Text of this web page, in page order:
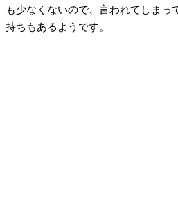
も少なくないので、言われてしまっ
持ちもあるようです。